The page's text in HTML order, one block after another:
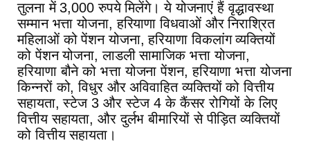
तुलना में 3,000 रुपये मिलेंगे। ये योजनाएं हैं वृद्धावस्था
सम्मान भत्ता योजना, हरियाणा विधवाओं और निराश्रित
महिलाओं को पेंशन योजना, हरियाणा विकलांग व्यक्तियों
को पेंशन योजना, लाडली सामाजिक भत्ता योजना,
हरियाणा बौने को भत्ता योजना पेंशन, हरियाणा भत्ता योजना
किन्नरों को, विधुर और अविवाहित व्यक्तियों को वित्तीय
सहायता, स्टेज 3 और स्टेज 4 के कैंसर रोगियों के लिए
वित्तीय सहायता, और दुर्लभ बीमारियों से पीड़ित व्यक्तियों
को वित्तीय सहायता।